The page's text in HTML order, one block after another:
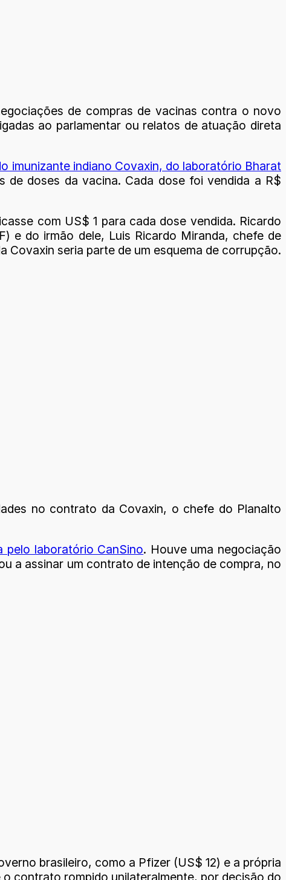
de compras de vacinas contra o novo
ao parlamentar ou relatos de atuação direta
imunizante indiano Covaxin, do laboratório Bharat
doses da vacina. Cada dose foi vendida a R$
com US$ 1 para cada dose vendida. Ricardo
e do irmão dele, Luis Ricardo Miranda, chefe de
seria parte de um esquema de corrupção.
no contrato da Covaxin, o chefe do Planalto
pelo laboratório CanSino. Houve uma negociação
a assinar um contrato de intenção de compra, no
brasileiro, como a Pfizer (US$ 12) e a própria